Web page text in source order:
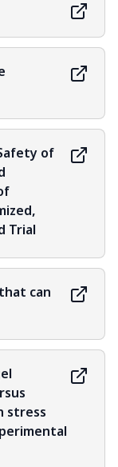
of
Trial
can
stress